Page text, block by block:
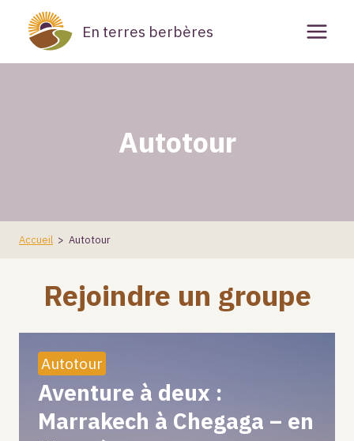
contenu
En terres berbères
Autotour
Accueil > Autotour
Rejoindre un groupe
Autotour
Aventure à deux :
Marrakech à Chegaga – en